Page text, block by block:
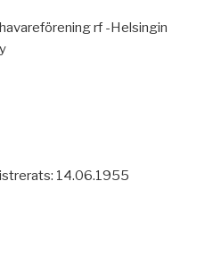
rf -Helsingin
14.06.1955